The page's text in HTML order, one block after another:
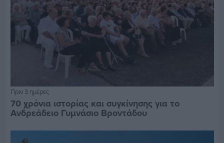
Πριν 3 ημέρες
70 χρόνια ιστορίας και συγκίνησης για το
Ανδρεάδειο Γυμνάσιο Βροντάδου